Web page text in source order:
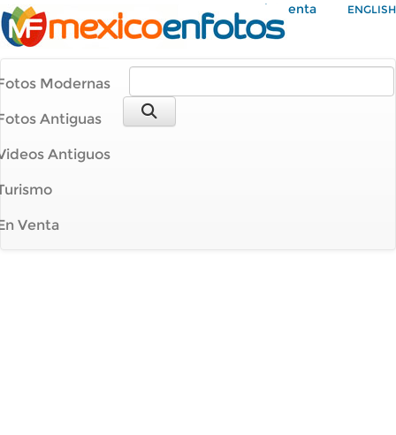
Mi Cuenta ENGLISH
Modernas
Antiguas
Antiguos
Venta